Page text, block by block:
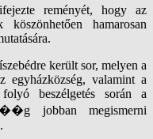
reményét, hogy az
köszönhetően hamarosan
került sor, melyen a
egyházközség, valamint a
beszélgetés során a
jobban megismerni